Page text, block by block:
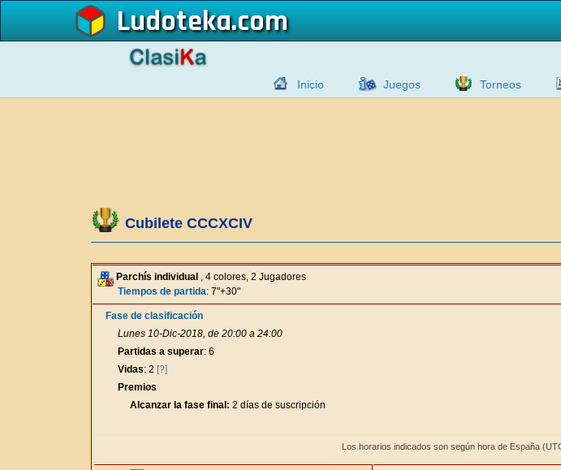
Ludoteka
Inicio Juegos Torneos
Cubilete CCCXCIV
Parchís individual , 4 colores, 2 Jugadores
Tiempos de partida: 7"+30"
Fase de clasificación
Lunes 10-Dic-2018, de 20:00 a 24:00
Partidas a superar: 6
Vidas: 2 [?]
Premios
Alcanzar la fase final: 2 días de suscripción
Los horarios indicados son según hora de España